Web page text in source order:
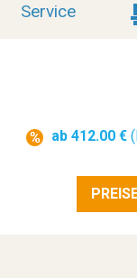
Service
ab 412.00 €